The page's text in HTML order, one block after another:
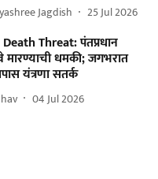
Jagdish 25 Jul 2026
Threat: पंतप्रधान
मारण्याची धमकी; जगभरात
यंत्रणा सतर्क
04 Jul 2026